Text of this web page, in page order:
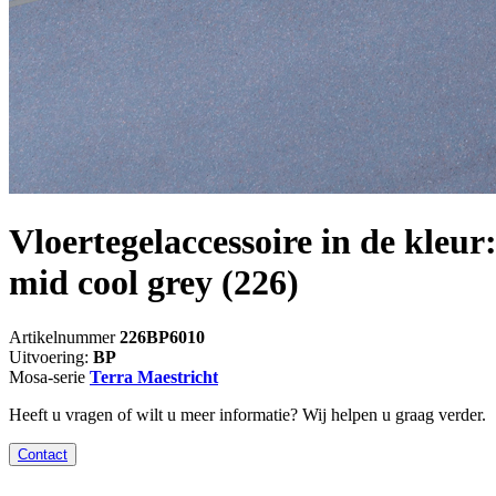
Vloertegelaccessoire in de kleur:
mid cool grey (226)
Artikelnummer226BP6010
Uitvoering: BP
Mosa-serie Terra Maestricht
Heeft u vragen of wilt u meer informatie? Wij helpen u graag verder.
Contact